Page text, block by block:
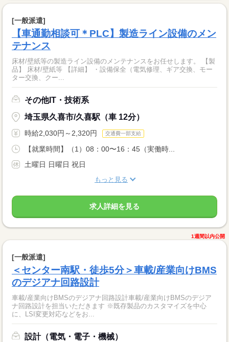
[一般派遣]
【車通勤相談可＊PLC】製造ライン設備のメン
テナンス
床材/壁紙等の製造ライン設備のメンテナンスをお任せします。 【製
品】 床材/壁紙等 【詳細】 ・設備保全（電気修理、ギア交換、モー
ター交換、クー...
その他IT・技術系
埼玉県久喜市/久喜駅（車 12分）
時給2,030円～2,320円 交通費一部支給
【就業時間】（1）08：00〜16：45（実働時...
土曜日 日曜日 祝日
もっと見る
求人詳細を見る
1週間以内公開
[一般派遣]
＜センター南駅・徒歩5分＞車載/産業向けBMS
のデジアナ回路設計
車載/産業向けBMSのデジアナ回路設計車載/産業向けBMSのデジア
ナ回路設計を担当いただきます ※既存製品のカスタマイズを中心
に、LSI変更対応などをお...
設計（電気・電子・機械）